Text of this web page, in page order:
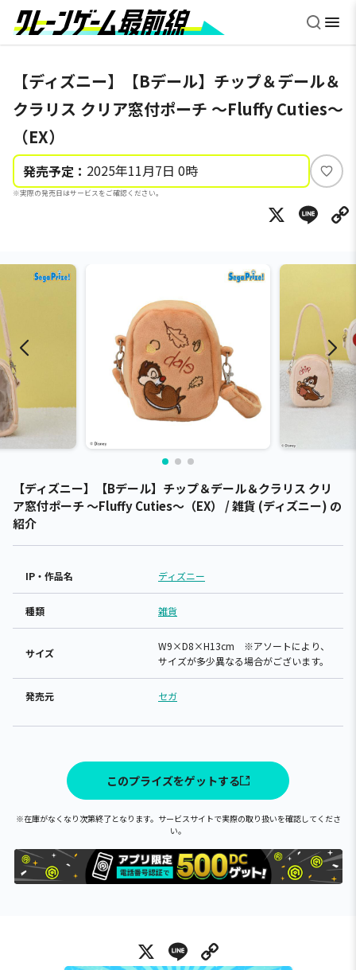
【ディズニー】【Bデール】チップ＆デール＆
クラリス クリア窓付ポーチ ～Fluffy Cuties～
（EX）
発売予定： 2025年11月7日 0時
※実際の発売日はサービスをご確認ください。
い
ね
X
【ディズニー】【Bデール】チップ＆デール＆クラリス クリ
ア窓付ポーチ ～Fluffy Cuties～（EX） / 雑貨 (ディズニー) の
紹介
IP・作品名 ディズニー
種類 雑貨
サイズ
W9×D8×H13cm ※アソートにより、
サイズが多少異なる場合がございます。
発売元 セガ
このプライズをゲットする
※在庫がなくなり次第終了となります。サービスサイトで実際の取り扱いを確認してくださ
い。
X Line